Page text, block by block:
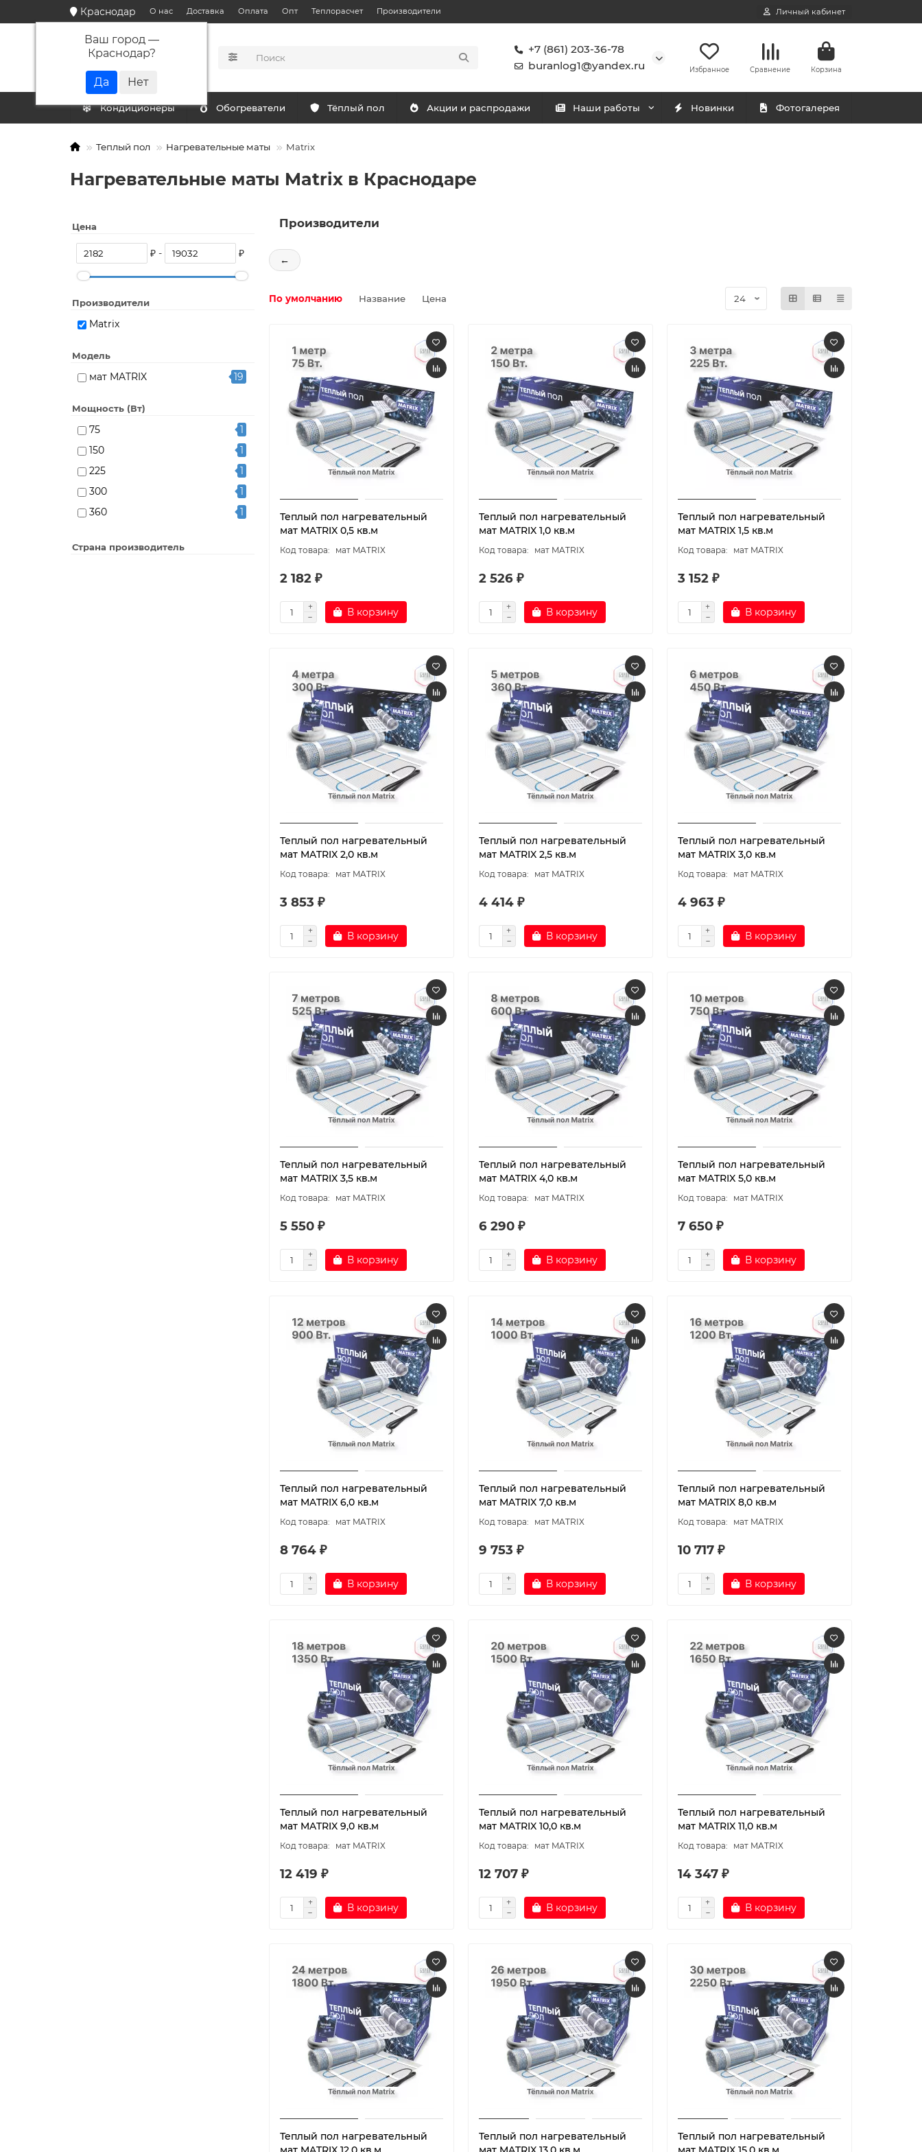
Краснодар
Ваш город —
Краснодар?
О нас Доставка Оплата Опт Теплорасчет Производители Личный кабинет
КАТАЛОГ
+7 (861) 203-36-78
buranlog1@yandex.ru
Избранное Сравнение Корзина
Кондиционеры Обогреватели Тёплый пол Акции и распродажи Наши работы Новинки Фотогалерея
Теплый пол Нагревательные маты Matrix
Нагревательные маты Matrix в Краснодаре
Цена
₽ - ₽
Производители
Matrix
Модель
мат MATRIX 19
Мощность (Вт)
75
1
150
1
225
1
300
1
360
1
525
Страна производитель
Производители
←
По умолчанию Название Цена
Теплый пол нагревательный
мат MATRIX 0,5 кв.м
мат MATRIX
2 182 ₽
В корзину
Теплый пол нагревательный
мат MATRIX 1,0 кв.м
мат MATRIX
2 526 ₽
В корзину
Теплый пол нагревательный
мат MATRIX 1,5 кв.м
мат MATRIX
3 152 ₽
В корзину
Теплый пол нагревательный
мат MATRIX 2,0 кв.м
мат MATRIX
3 853 ₽
В корзину
Теплый пол нагревательный
мат MATRIX 2,5 кв.м
мат MATRIX
4 414 ₽
В корзину
Теплый пол нагревательный
мат MATRIX 3,0 кв.м
мат MATRIX
4 963 ₽
В корзину
Теплый пол нагревательный
мат MATRIX 3,5 кв.м
мат MATRIX
5 550 ₽
В корзину
Теплый пол нагревательный
мат MATRIX 4,0 кв.м
мат MATRIX
6 290 ₽
В корзину
Теплый пол нагревательный
мат MATRIX 5,0 кв.м
мат MATRIX
7 650 ₽
В корзину
Теплый пол нагревательный
мат MATRIX 6,0 кв.м
мат MATRIX
8 764 ₽
В корзину
Теплый пол нагревательный
мат MATRIX 7,0 кв.м
мат MATRIX
9 753 ₽
В корзину
Теплый пол нагревательный
мат MATRIX 8,0 кв.м
мат MATRIX
10 717 ₽
В корзину
Теплый пол нагревательный
мат MATRIX 9,0 кв.м
мат MATRIX
12 419 ₽
В корзину
Теплый пол нагревательный
мат MATRIX 10,0 кв.м
мат MATRIX
12 707 ₽
В корзину
Теплый пол нагревательный
мат MATRIX 11,0 кв.м
мат MATRIX
14 347 ₽
В корзину
Теплый пол нагревательный
Теплый пол нагревательный
Теплый пол нагревательный